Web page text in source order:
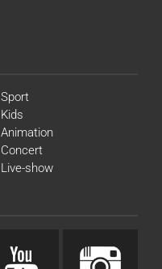
Sport
Kids
Animation
Concert
Live-show